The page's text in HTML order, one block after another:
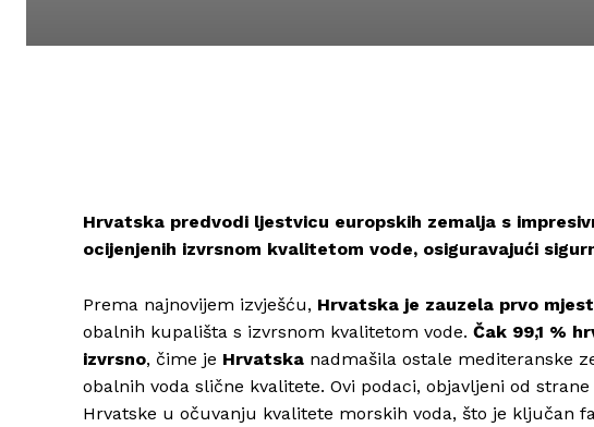
Hrvatska predvodi ljestvicu europskih zemalja s
ocijenjenih izvrsnom kvalitetom vode, osiguravajući
Prema najnovijem izvješću, Hrvatska je zauzela prvo
obalnih kupališta s izvrsnom kvalitetom vode. Čak 99,1 %
izvrsno, čime je Hrvatska nadmašila ostale mediteranske
obalnih voda slične kvalitete. Ovi podaci, objavljeni od
Hrvatske u očuvanju kvalitete morskih voda, što je ključan